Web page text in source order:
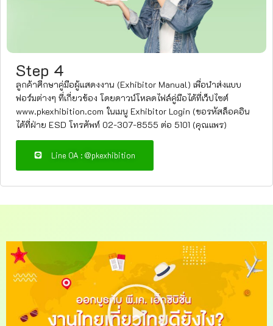
Step 4
ลูกค้าศึกษาคู่มือผู้แสดงงาน (Exhibitor Manual) เพื่อนำส่งแบบ
ฟอร์มต่างๆ ที่เกี่ยวข้อง โดยดาวน์โหลดไฟล์คู่มือได้ที่เว็ปไซต์
www.pkexhibition.com ในเมนู Exhibitor Login (ขอรหัสล็อคอิน
ได้ที่ฝ่าย ESD โทรศัพท์ 02-307-8555 ต่อ 5101 (คุณแพร)
Line OA : @pkexhibition